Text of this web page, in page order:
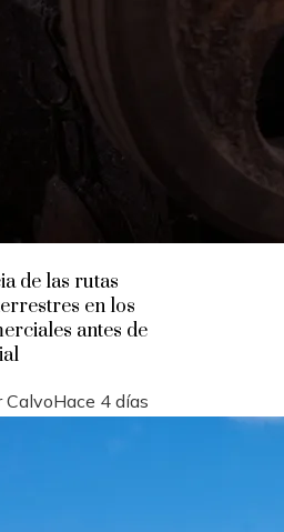
de las rutas
en los
antes de
CalvoHace 4 días